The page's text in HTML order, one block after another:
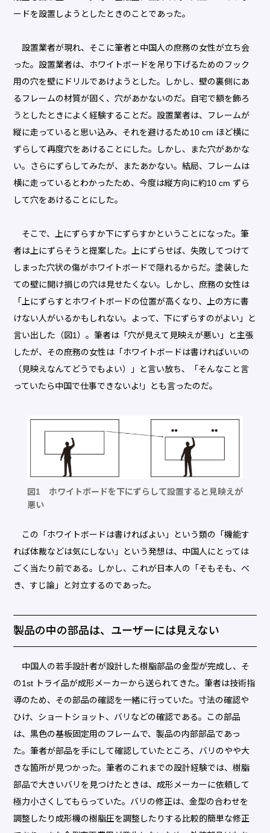
ードを設置しようとしたときのことであった。
設置業者が現れ、そこに筆者と中国人の庶務の女性が立ち会
った。設置業者は、ホワイトボードを吊り下げるためのフック
用の穴を壁にドリルであけようとした。しかし、壁の裏側にあ
るフレームの材質が固く、穴があかないのだ。自宅で額を飾ろ
うとしたときによく経験することだ。設置業者は、フレームが
縦に走っていると思い込み、それを避けるため10 cm ほど横に
ずらして再度穴をあけることにした。しかし、また穴があかな
い。さらにずらしてみたが、またあかない。結局、フレームは
横に走っているとわかったため、今度は縦方向に約10 cm ずら
して穴をあけることにした。
そこで、上にずらすか下にずらすかということになった。筆
者は上にずらそうと提案した。上にずらせば、失敗してつけて
しまった穴状の傷がホワイトボードで隠れるからだ。塗装した
ての壁に開け損じの穴は見せたくない。しかし、庶務の女性は
「上にずらすとホワイトボードの位置が高くなり、上の方に書
けない人がいるかもしれない。よって、下にずらすのがよい」と
言い出した（図1）。筆者は「穴が見えて見映えが悪い」と主張
したが、その庶務の女性は「ホワイトボードは書ければいいの
（見映えなんてどうでもよい）」と言い放ち、「そんなこと言
っていたら中国で仕事できないよ!」とも言ったのだ。
図1 ホワイトボードを下にずらして設置すると見映えが
悪い
この「ホワイトボードは書ければよい」という類の「機能す
れば体裁などは気にしない」という発想は、中国人にとっては
ごく当たり前である。しかし、これが日本人の「そもそも、べ
き、すじ論」と対立するのであった。
製品の中の部品は、ユーザーには見えない
中国人の若手設計者が設計した樹脂部品の金型が完成し、そ
の1st トライ品が成形メーカーから送られてきた。筆者は技術指
導のため、その部品の確認を一緒に行っていた。寸法の確認や
ひけ、ショートショット、バリなどの確認である。この部品
は、黒色の基板固定用のフレームで、製品の内部部品であっ
た。筆者が部品を手にして確認していたところ、バリのやや大
きな箇所が見つかった。筆者のこれまでの設計経験では、樹脂
部品で大きいバリを見つけたときは、成形メーカーに依頼して
極力小さくしてもらっていた。バリの修正は、金型の合わせを
調整したり成形機の樹脂圧を調整したりする比較的簡単な修正